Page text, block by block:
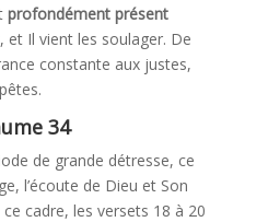
profondément présent
, et Il vient les soulager. De
constante aux justes,
34
de grande détresse, ce
l’écoute de Dieu et Son
cadre, les versets 18 à 20